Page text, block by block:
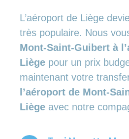
L’aéroport de Liège
très populaire. Nous
Mont-Saint-Guibert à
Liège pour un prix
maintenant votre
l’aéroport de Mont-
Liège avec notre